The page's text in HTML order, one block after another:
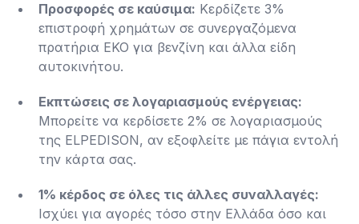
Προσφορές σε καύσιμα: Κερδίζετε 3%
επιστροφή χρημάτων σε συνεργαζόμενα
πρατήρια EKO για βενζίνη και άλλα είδη
αυτοκινήτου​.
Εκπτώσεις σε λογαριασμούς ενέργειας:
Μπορείτε να κερδίσετε 2% σε λογαριασμούς
της ELPEDISON, αν εξοφλείτε με πάγια εντολή
την κάρτα σας​.
1% κέρδος σε όλες τις άλλες συναλλαγές:
Ισχύει για αγορές τόσο στην Ελλάδα όσο και